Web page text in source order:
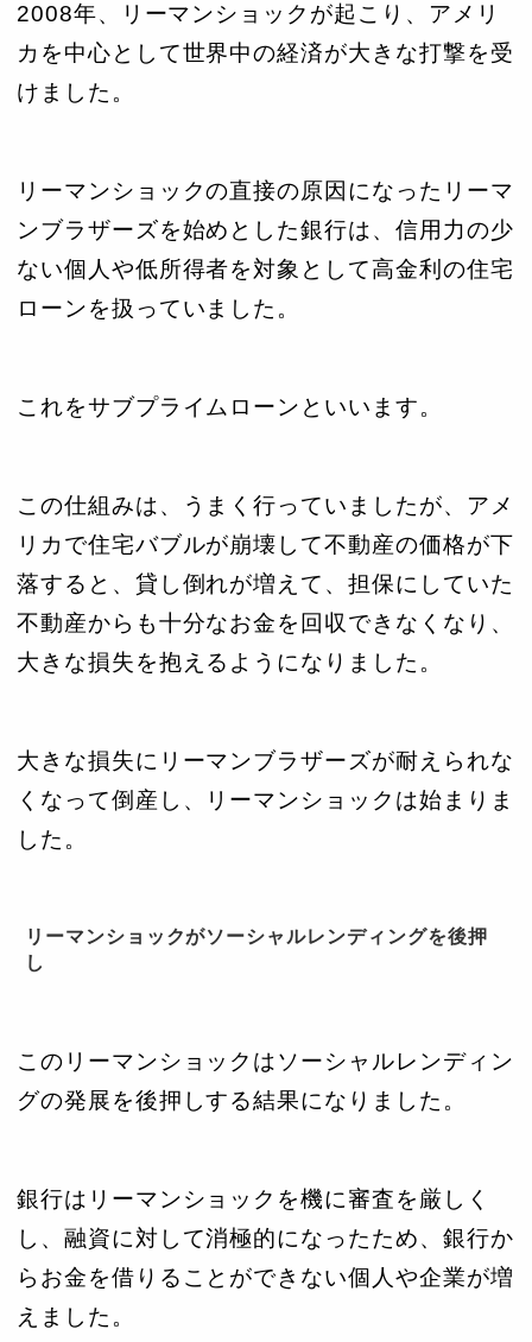
2008年、リーマンショックが起こり、アメリ
カを中心として世界中の経済が大きな打撃を受
けました。
リーマンショックの直接の原因になったリーマ
ンブラザーズを始めとした銀行は、信用力の少
ない個人や低所得者を対象として高金利の住宅
ローンを扱っていました。
これをサブプライムローンといいます。
この仕組みは、うまく行っていましたが、アメ
リカで住宅バブルが崩壊して不動産の価格が下
落すると、貸し倒れが増えて、担保にしていた
不動産からも十分なお金を回収できなくなり、
大きな損失を抱えるようになりました。
大きな損失にリーマンブラザーズが耐えられな
くなって倒産し、リーマンショックは始まりま
した。
リーマンショックがソーシャルレンディングを後押
し
このリーマンショックはソーシャルレンディン
グの発展を後押しする結果になりました。
銀行はリーマンショックを機に審査を厳しく
し、融資に対して消極的になったため、銀行か
らお金を借りることができない個人や企業が増
えました。